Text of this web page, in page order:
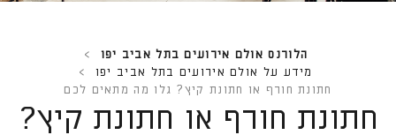
תוכן
הלורנס אולם אירועים בתל אביב יפו
>
מידע על אולם אירועים בתל אביב יפו
>
חתונת חורף או חתונת קיץ? גלו מה מתאים לכם
חתונת חורף או חתונת קיץ?